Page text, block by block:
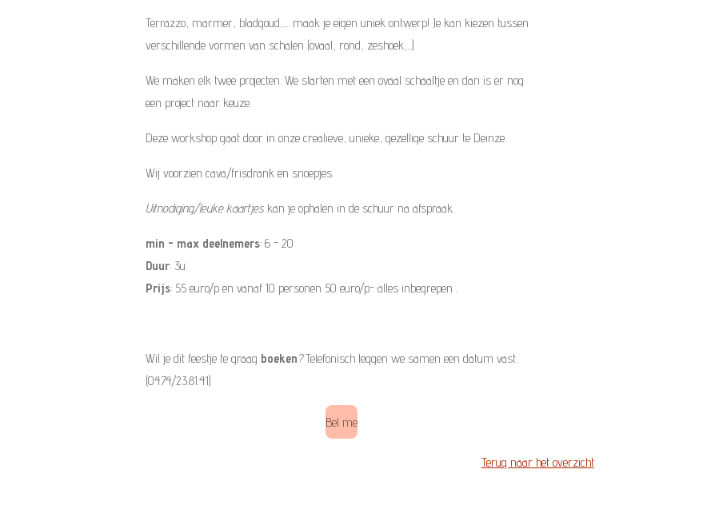
Terrazzo, marmer, bladgoud,.... maak je eigen uniek ontwerp! Je kan kiezen tussen
verschillende vormen van schalen (ovaal, rond, zeshoek,...)
We maken elk twee projecten. We starten met een ovaal schaaltje en dan is er nog
een project naar keuze.
Deze workshop gaat door in onze crealieve, unieke, gezellige schuur te Deinze.
Wij voorzien cava/frisdrank en snoepjes.
Uitnodiging/leuke kaartjes kan je ophalen in de schuur na afspraak.
min - max deelnemers: 6 - 20
Duur: 3u
Prijs: 55 euro/p en vanaf 10 personen 50 euro/p- alles inbegrepen .
Wil je dit feestje te graag boeken?Telefonisch leggen we samen een datum vast.
(0474/23.81.41)
Bel me
Terug naar het overzicht